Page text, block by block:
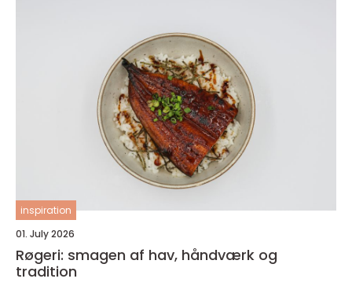
inspiration
01. July 2026
Røgeri: smagen af hav, håndværk og
tradition